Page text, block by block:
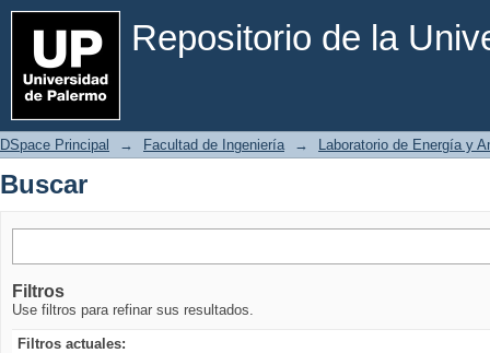
Repositorio de la
Buscar
DSpace Principal → Facultad de Ingeniería → Laboratorio de Energía y
Buscar
Filtros
Use filtros para refinar sus resultados.
Filtros actuales: